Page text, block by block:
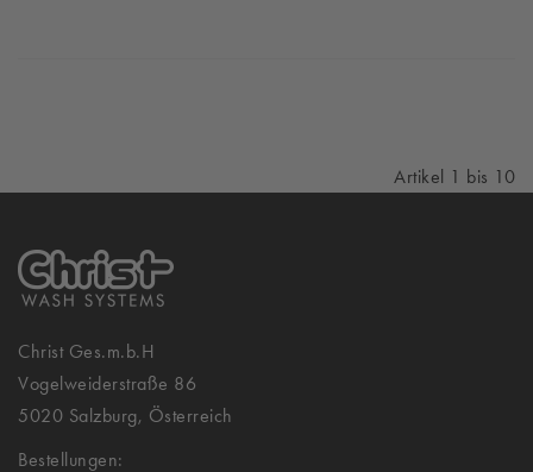
Artikel 1 bis 10
Christ Ges.m.b.H
Vogelweiderstraße 86
5020 Salzburg, Österreich
Bestellungen: